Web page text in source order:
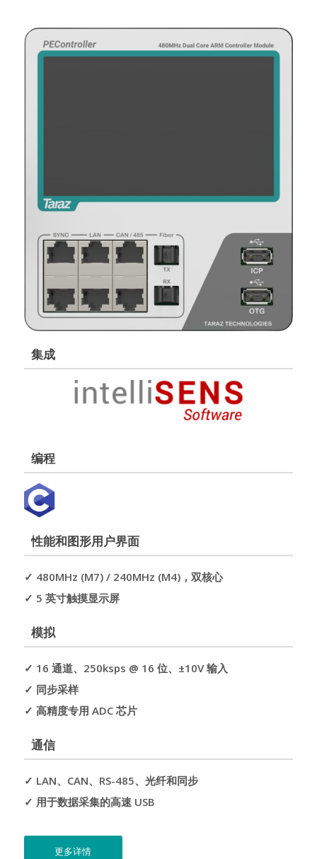
集成
编程
性能和图形用户界面
✓ 480MHz (M7) / 240MHz (M4)，双核心
✓ 5 英寸触摸显示屏
模拟
✓ 16 通道、250ksps @ 16 位、±10V 输入
✓ 同步采样
✓ 高精度专用 ADC 芯片
通信
✓ LAN、CAN、RS-485、光纤和同步
✓ 用于数据采集的高速 USB
更多详情